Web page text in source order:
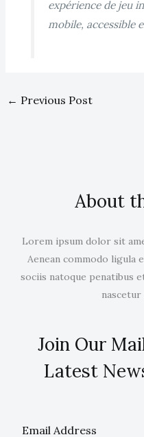
expérience de jeu
mobile, accessible
← Previous Post
About
Lorem ipsum dolor sit
Aenean commodo ligula
sociis natoque penatibus
nascetur
Join Our
Latest